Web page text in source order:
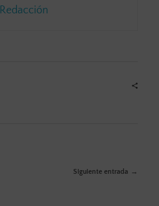
Redacción
Siguiente entrada